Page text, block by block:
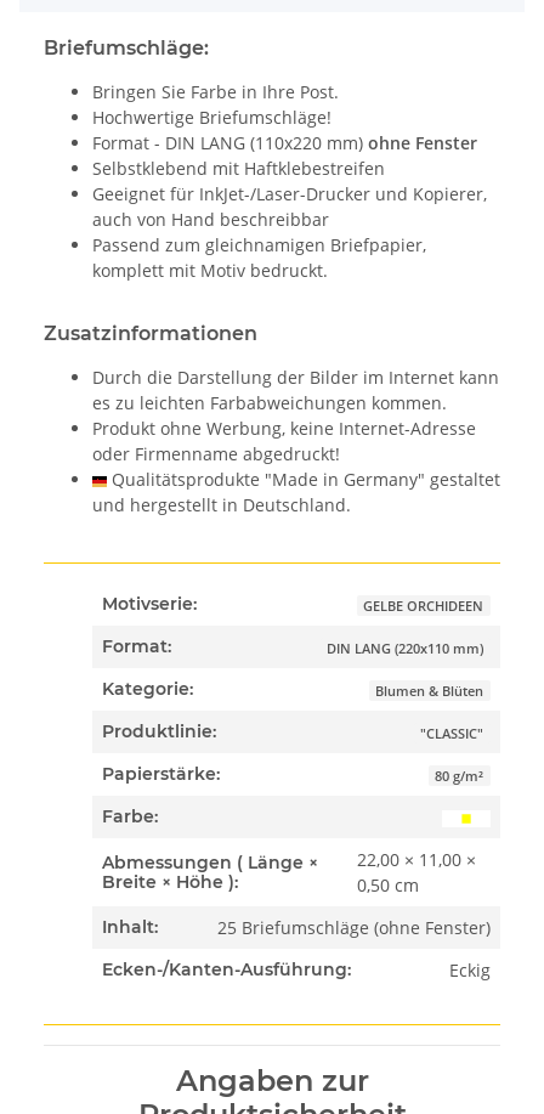
Briefumschläge:
Bringen Sie Farbe in Ihre Post.
Hochwertige Briefumschläge!
Format - DIN LANG (110x220 mm) ohne Fenster
Selbstklebend mit Haftklebestreifen
Geeignet für InkJet-/Laser-Drucker und Kopierer,
auch von Hand beschreibbar
Passend zum gleichnamigen Briefpapier,
komplett mit Motiv bedruckt.
Zusatzinformationen
Durch die Darstellung der Bilder im Internet kann
es zu leichten Farbabweichungen kommen.
Produkt ohne Werbung, keine Internet-Adresse
oder Firmenname abgedruckt!
Qualitätsprodukte "Made in Germany" gestaltet
und hergestellt in Deutschland.
Motivserie: GELBE ORCHIDEEN
Format: DIN LANG (220x110 mm)
Kategorie: Blumen & Blüten
Produktlinie: "CLASSIC"
Papierstärke: 80 g/m²
Farbe:
Abmessungen ( Länge ×
Breite × Höhe ):
22,00 × 11,00 ×
0,50 cm
Inhalt: 25 Briefumschläge (ohne Fenster)
Ecken-/Kanten-Ausführung: Eckig
Angaben zur